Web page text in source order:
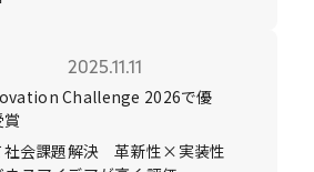
Challenge 2026で優
社会課題解決 革新性×実装性
2025.11.11